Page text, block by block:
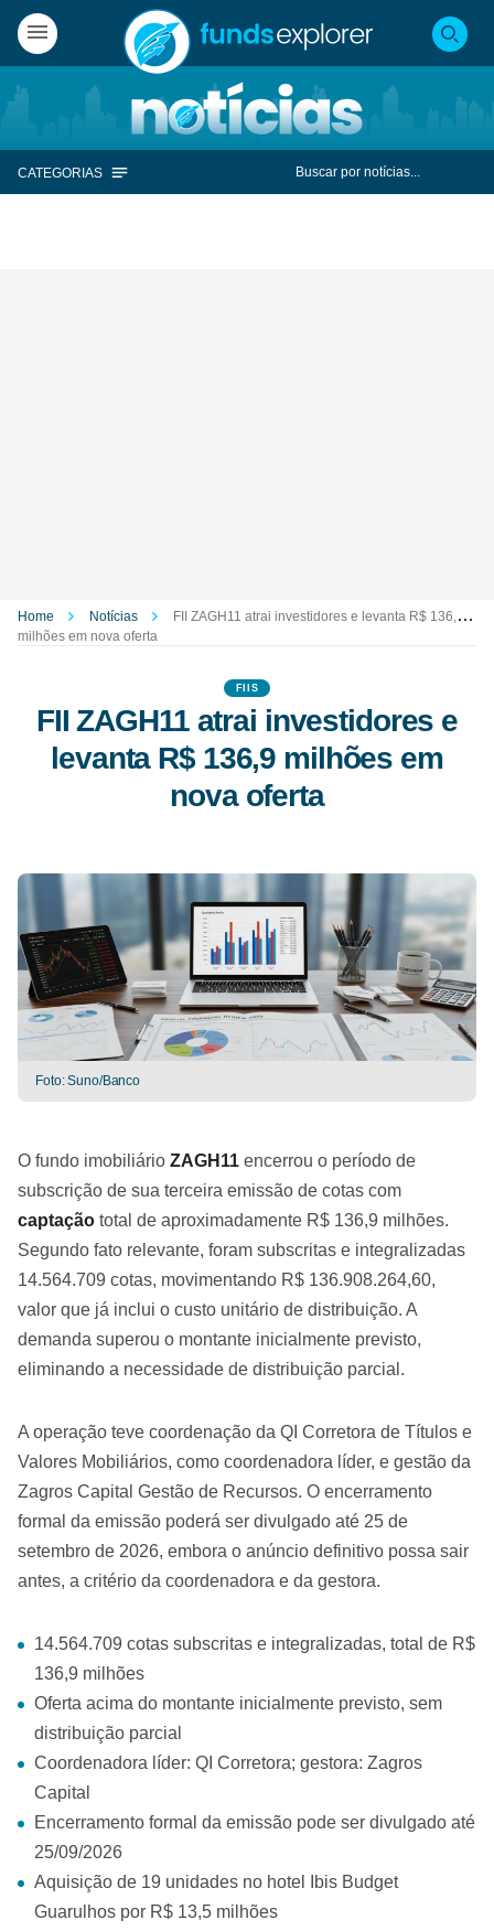
CATEGORIAS
Home Notícias
FII ZAGH11 atrai investidores e levanta R$ 136,9
milhões em nova oferta
FIIS
FII ZAGH11 atrai investidores e
levanta R$ 136,9 milhões em
nova oferta
Foto: Suno/Banco
O fundo imobiliário ZAGH11 encerrou o período de
subscrição de sua terceira emissão de cotas com
captação total de aproximadamente R$ 136,9 milhões.
Segundo fato relevante, foram subscritas e integralizadas
14.564.709 cotas, movimentando R$ 136.908.264,60,
valor que já inclui o custo unitário de distribuição. A
demanda superou o montante inicialmente previsto,
eliminando a necessidade de distribuição parcial.
A operação teve coordenação da QI Corretora de Títulos e
Valores Mobiliários, como coordenadora líder, e gestão da
Zagros Capital Gestão de Recursos. O encerramento
formal da emissão poderá ser divulgado até 25 de
setembro de 2026, embora o anúncio definitivo possa sair
antes, a critério da coordenadora e da gestora.
14.564.709 cotas subscritas e integralizadas, total de R$
136,9 milhões
Oferta acima do montante inicialmente previsto, sem
distribuição parcial
Coordenadora líder: QI Corretora; gestora: Zagros
Capital
Encerramento formal da emissão pode ser divulgado até
25/09/2026
Aquisição de 19 unidades no hotel Ibis Budget
Guarulhos por R$ 13,5 milhões